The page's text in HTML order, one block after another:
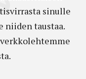
sinulle
niiden taustaa.